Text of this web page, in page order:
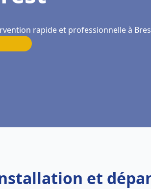
rapide et professionnelle à
et